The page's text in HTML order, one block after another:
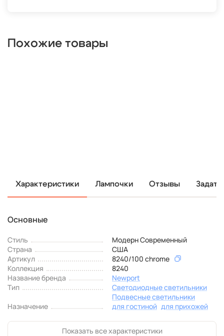
Похожие товары
Характеристики Лампочки Отзывы
Основные
Стиль
Модерн Современный
Страна
США
Артикул
8240/100 chrome
Коллекция
8240
Название бренда
Newport
Тип
Светодиодные светильники
Подвесные светильники
Назначение
для гостиной для прихожей
Показать все характеристики